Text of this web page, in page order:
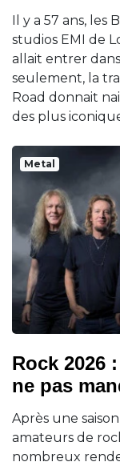
Il y a 57 ans,
studios EMI de
allait entrer
seulement, la
Road donnait
des plus
Metal
Rock 2026
ne pas
Après une
amateurs de
nombreux